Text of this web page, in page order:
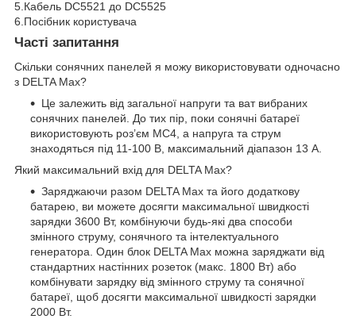
5.Кабель DC5521 до DC5525
6.Посібник користувача
Часті запитання
Скільки сонячних панелей я можу використовувати одночасно
з DELTA Max?
Це залежить від загальної напруги та ват вибраних
сонячних панелей. До тих пір, поки сонячні батареї
використовують роз’єм MC4, а напруга та струм
знаходяться під 11-100 В, максимальний діапазон 13 А.
Який максимальний вхід для DELTA Max?
Заряджаючи разом DELTA Max та його додаткову
батарею, ви можете досягти максимальної швидкості
зарядки 3600 Вт, комбінуючи будь-які два способи
змінного струму, сонячного та інтелектуального
генератора. Один блок DELTA Max можна заряджати від
стандартних настінних розеток (макс. 1800 Вт) або
комбінувати зарядку від змінного струму та сонячної
батареї, щоб досягти максимальної швидкості зарядки
2000 Вт.